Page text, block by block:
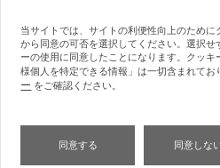
会社概要
当サイトでは、サイトの利便性向上のため
から同意の可否を選択してください。選択
ーの使用に同意したことになります。クッ
様個人を特定できる情報」は一切含まれてお
ー をご確認ください。
同意する 同意しな